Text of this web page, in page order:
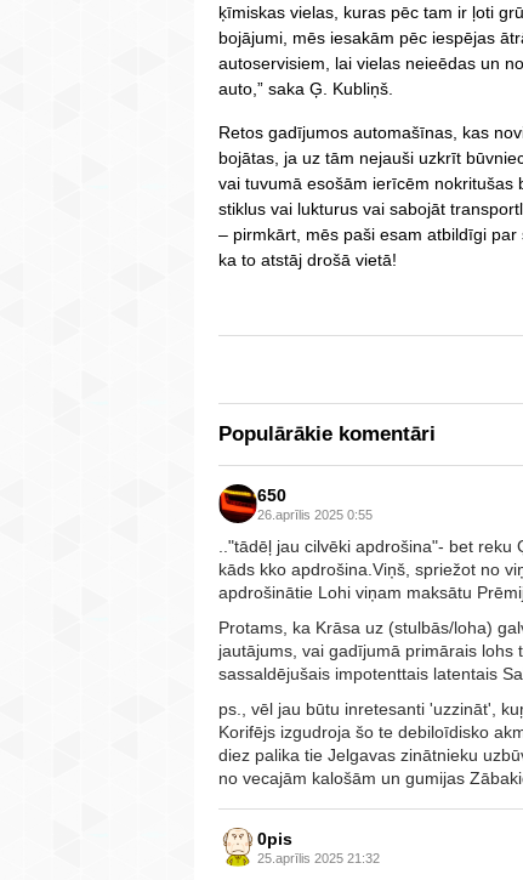
ķīmiskas vielas, kuras pēc tam ir ļoti
bojājumi, mēs iesakām pēc iespējas
autoservisiem, lai vielas neieēdas un
auto,” saka Ģ. Kubliņš.
Retos gadījumos automašīnas, kas
bojātas, ja uz tām nejauši uzkrīt
vai tuvumā esošām ierīcēm nokritušas
stiklus vai lukturus vai sabojāt
– pirmkārt, mēs paši esam atbildīgi
ka to atstāj drošā vietā!
Populārākie komentāri
650
26.aprīlis 2025 0:55
.."tādēļ jau cilvēki apdrošina"- bet
kāds kko apdrošina.Viņš, spriežot no
apdrošinātie Lohi viņam maksātu
Protams, ka Krāsa uz (stulbās/loha)
jautājums, vai gadījumā primārais lohs
sassaldējušais impotenttais latentais
ps., vēl jau būtu inretesanti 'uzzināt',
Korifējs izgudroja šo te debiloīdisko
diez palika tie Jelgavas zinātnieku
no vecajām kalošām un gumijas
0pis
25.aprīlis 2025 21:32